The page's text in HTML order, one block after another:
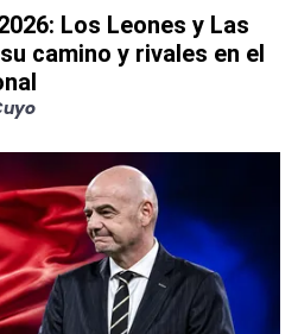
Los Leones y Las
camino y rivales en el